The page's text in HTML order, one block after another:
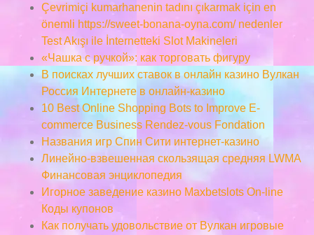
Çevrimiçi kumarhanenin tadını çıkarmak için en
önemli https://sweet-bonana-oyna.com/ nedenler
Test Akışı ile İnternetteki Slot Makineleri
«Чашка с ручкой»: как торговать фигуру
В поисках лучших ставок в онлайн казино Вулкан
Россия Интернете в онлайн-казино
10 Best Online Shopping Bots to Improve E-
commerce Business Rendez-vous Fondation
Названия игр Спин Сити интернет-казино
Линейно-взвешенная скользящая средняя LWMA
Финансовая энциклопедия
Игорное заведение казино Maxbetslots On-line
Коды купонов
Как получать удовольствие от Вулкан игровые